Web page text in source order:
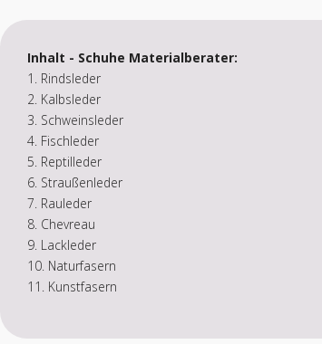
Inhalt - Schuhe Materialberater:
1. Rindsleder
2. Kalbsleder
3. Schweinsleder
4. Fischleder
5. Reptilleder
6. Straußenleder
7. Rauleder
8. Chevreau
9. Lackleder
10. Naturfasern
11. Kunstfasern